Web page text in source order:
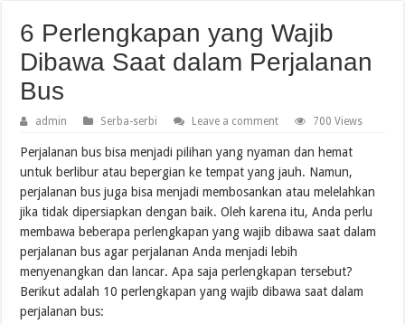
6 Perlengkapan yang Wajib
Dibawa Saat dalam Perjalanan
Bus
admin Serba-serbi Leave a comment 700 Views
Perjalanan bus bisa menjadi pilihan yang nyaman dan hemat
untuk berlibur atau bepergian ke tempat yang jauh. Namun,
perjalanan bus juga bisa menjadi membosankan atau melelahkan
jika tidak dipersiapkan dengan baik. Oleh karena itu, Anda perlu
membawa beberapa perlengkapan yang wajib dibawa saat dalam
perjalanan bus agar perjalanan Anda menjadi lebih
menyenangkan dan lancar. Apa saja perlengkapan tersebut?
Berikut adalah 10 perlengkapan yang wajib dibawa saat dalam
perjalanan bus: